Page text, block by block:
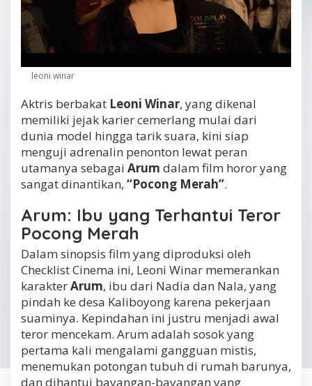
leoni winar
Aktris berbakat Leoni Winar, yang dikenal
memiliki jejak karier cemerlang mulai dari
dunia model hingga tarik suara, kini siap
menguji adrenalin penonton lewat peran
utamanya sebagai Arum dalam film horor yang
sangat dinantikan, “Pocong Merah”.
Arum: Ibu yang Terhantui Teror
Pocong Merah
Dalam sinopsis film yang diproduksi oleh
Checklist Cinema ini, Leoni Winar memerankan
karakterArum, ibu dari Nadia dan Nala, yang
pindah ke desa Kaliboyong karena pekerjaan
suaminya. Kepindahan ini justru menjadi awal
teror mencekam. Arum adalah sosok yang
pertama kali mengalami gangguan mistis,
menemukan potongan tubuh di rumah barunya,
dan dihantui bayangan-bayangan yang